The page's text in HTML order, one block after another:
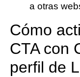
a otras
Cómo
CTA con
perfil de